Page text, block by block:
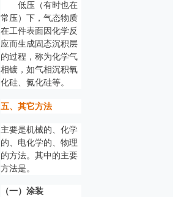
低压（有时也在
常压）下，气态物质
在工件表面因化学反
应而生成固态沉积层
的过程，称为化学气
相镀，如气相沉积氧
化硅、氮化硅等。
五、其它方法
主要是机械的、化学
的、电化学的、物理
的方法。其中的主要
方法是。
（一）涂装